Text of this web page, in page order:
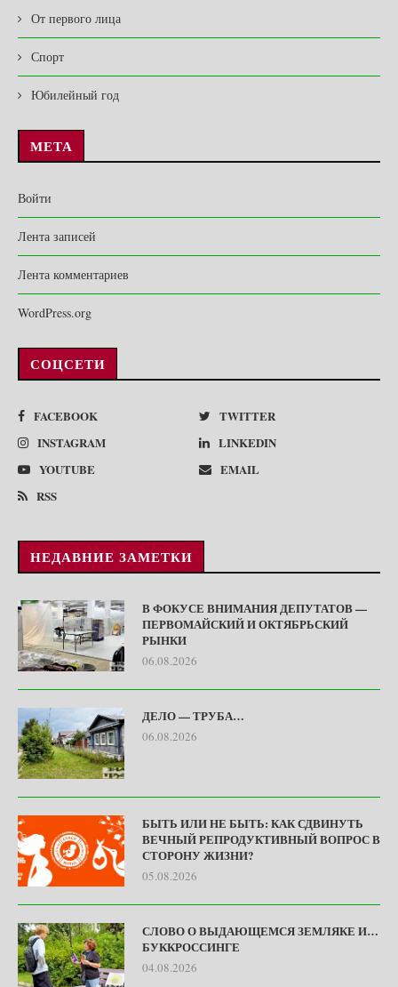
От первого лица
Спорт
Юбилейный год
МЕТА
Войти
Лента записей
Лента комментариев
WordPress.org
СОЦСЕТИ
FACEBOOK
TWITTER
INSTAGRAM
LINKEDIN
YOUTUBE
EMAIL
RSS
НЕДАВНИЕ ЗАМЕТКИ
В ФОКУСЕ ВНИМАНИЯ ДЕПУТАТОВ —
ПЕРВОМАЙСКИЙ И ОКТЯБРЬСКИЙ
РЫНКИ
06.08.2026
ДЕЛО — ТРУБА…
06.08.2026
БЫТЬ ИЛИ НЕ БЫТЬ: КАК СДВИНУТЬ
ВЕЧНЫЙ РЕПРОДУКТИВНЫЙ ВОПРОС В
СТОРОНУ ЖИЗНИ?
05.08.2026
СЛОВО О ВЫДАЮЩЕМСЯ ЗЕМЛЯКЕ И…
БУККРОССИНГЕ
04.08.2026